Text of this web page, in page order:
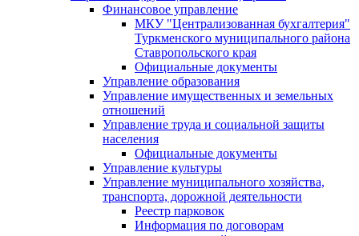
Финансовое управление
МКУ "Централизованная бухгалтерия"
Туркменского муниципального района
Ставропольского края
Официальные документы
Управление образования
Управление имущественных и земельных
отношений
Управление труда и социальной защиты
населения
Официальные документы
Управление культуры
Управление муниципального хозяйства,
транспорта, дорожной деятельности
Реестр парковок
Информация по договорам